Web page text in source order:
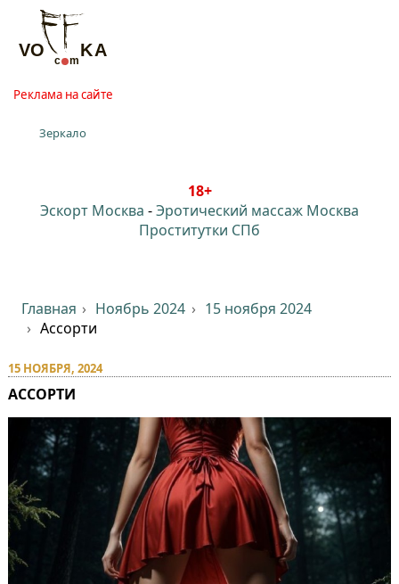
Реклама на сайте
Зеркало
18+
Эскорт Москва -Эротический массаж Москва
Проститутки СПб
Главная Ноябрь 2024
15 ноября 2024
Ассорти
15 НОЯБРЯ, 2024
АССОРТИ